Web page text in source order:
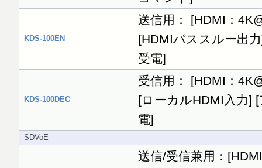
KDS-100EN
送信用： [HDMI：
[HDMIパススルー出
受電]
KDS-100DEC
受信用： [HDMI：
[ローカルHDMI入力]
電]
SDVoE
送信/受信兼用：